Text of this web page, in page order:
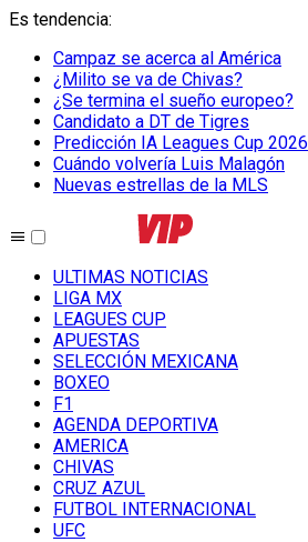
Es tendencia:
Campaz se acerca al América
¿Milito se va de Chivas?
¿Se termina el sueño europeo?
Candidato a DT de Tigres
Predicción IA Leagues Cup 2026
Cuándo volvería Luis Malagón
Nuevas estrellas de la MLS
ULTIMAS NOTICIAS
LIGA MX
LEAGUES CUP
APUESTAS
SELECCIÓN MEXICANA
BOXEO
F1
AGENDA DEPORTIVA
AMERICA
CHIVAS
CRUZ AZUL
FUTBOL INTERNACIONAL
UFC